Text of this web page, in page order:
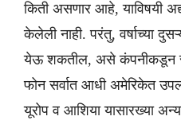
किती असणार आहे, याविषयी
केलेली नाही. परंतु, वर्षाच्या
येऊ शकतील, असे कंपनीकडून
फोन सर्वात आधी अमेरिकेत
यूरोप व आशिया यासारख्या